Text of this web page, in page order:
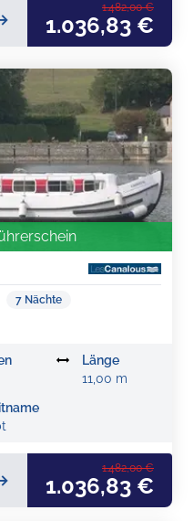
1.482,00 €
1.036,83 €
7 Nächte
Länge
11,00 m
1.482,00 €
1.036,83 €